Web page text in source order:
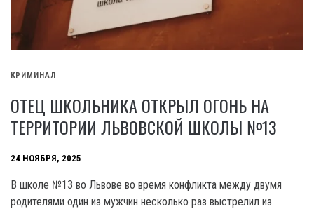
КРИМИНАЛ
ОТЕЦ ШКОЛЬНИКА ОТКРЫЛ ОГОНЬ НА
ТЕРРИТОРИИ ЛЬВОВСКОЙ ШКОЛЫ №13
24 НОЯБРЯ, 2025
В школе №13 во Львове во время конфликта между двумя
родителями один из мужчин несколько раз выстрелил из